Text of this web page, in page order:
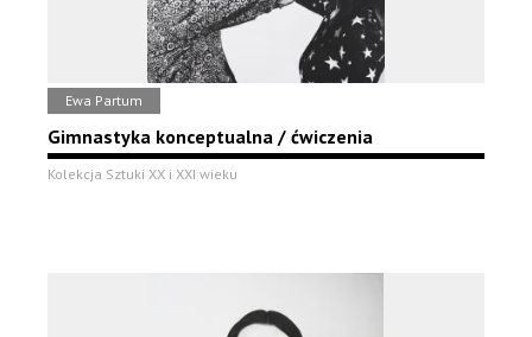
Ewa Partum
Gimnastyka konceptualna / ćwiczenia
Kolekcja Sztuki XX i XXI wieku